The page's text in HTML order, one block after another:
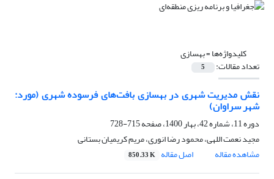
کلیدواژه‌ها =بهسازی
تعداد مقالات: 5
نقش مدیریت شهری در بهسازی بافت‌های فرسوده شهری (مورد:
شهر سراوان)
دوره 11، شماره 42، بهار 1400، صفحه
715-728
مجید نعمت اللهی، محمود رضا انوری، مریم کریمیان بستانی
مشاهده مقاله
اصل مقاله 850.33 K